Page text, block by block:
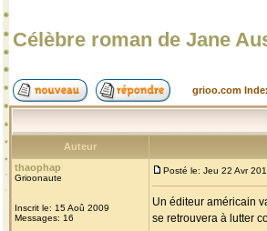
Célèbre roman de Jane
grioo.com
Auteur
thaophap
Grioonaute
Inscrit le: 15 Aoû 2009
Messages: 16
Posté le: Jeu 22 Avr
Un éditeur américain
se retrouvera à lutter